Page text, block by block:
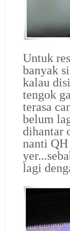
Untuk
banyak
kalau
tengok
terasa
belum
dihantar
nanti
lagi